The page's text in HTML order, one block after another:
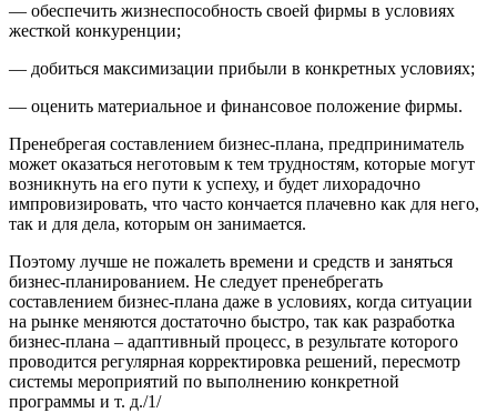
— обеспечить жизнеспособность своей фирмы в условиях
жест­кой конкуренции;
— добиться максимизации прибыли в конкретных условиях;
— оценить материальное и финансовое положение фирмы.
Пренебрегая составлением бизнес-плана, предприниматель
может оказаться неготовым к тем трудностям, которые могут
возникнуть на его пути к успеху, и будет лихорадочно
импровизировать, что часто кончается плачевно как для него,
так и для дела, которым он занимается.
Поэтому лучше не пожалеть времени и средств и заняться
бизнес-планированием. Не следует пренебрегать
составлением бизнес-плана даже в условиях, когда ситуации
на рынке меняются достаточно быстро, так как разработка
бизнес-плана – адаптивный процесс, в результате которого
проводится регулярная корректировка решений, пересмотр
системы мероприятий по выполнению конкретной
программы и т. д./1/